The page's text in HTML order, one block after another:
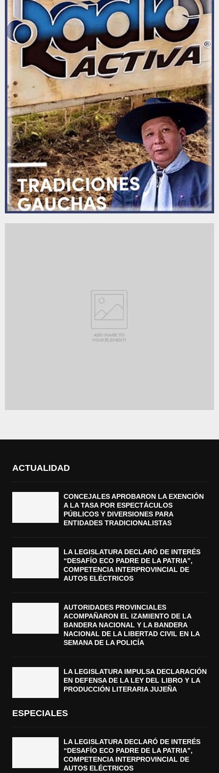
ACTUALIDAD
CONCEJALES APROBARON LA EXENCIÓN
A LA TASA POR ESPECTÁCULOS
PÚBLICOS Y DIVERSIONES PARA
ENTIDADES TRADICIONALISTAS
LA LEGISLATURA DECLARÓ DE INTERÉS
“DESAFÍO ECO PADRE DE LA PATRIA”,
COMPETENCIA INTERPROVINCIAL DE
AUTOS ELÉCTRICOS
AUTORIDADES PROVINCIALES
ACOMPAÑARON EL IZAMIENTO DE LA
BANDERA NACIONAL Y LA BANDERA
NACIONAL DE LA LIBERTAD CIVIL EN LA
SEMANA DE LA POLICÍA
LA LEGISLATURA IMPULSA DECLARACIÓN
EN DEFENSA DE LA LEY DEL LIBRO Y LA
PRODUCCIÓN LITERARIA JUJEÑA
ESPECIALES
LA LEGISLATURA DECLARÓ DE INTERÉS
“DESAFÍO ECO PADRE DE LA PATRIA”,
COMPETENCIA INTERPROVINCIAL DE
AUTOS ELÉCTRICOS